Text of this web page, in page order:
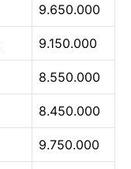
9.650.000
9.150.000
8.550.000
8.450.000
9.750.000